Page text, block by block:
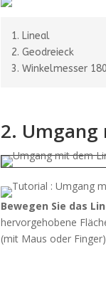
1. Lineal
2.Geodreieck
3.Winkelmesser
2. Umgang
Bewegen Sie das
hervorgehobene
(mit Maus oder